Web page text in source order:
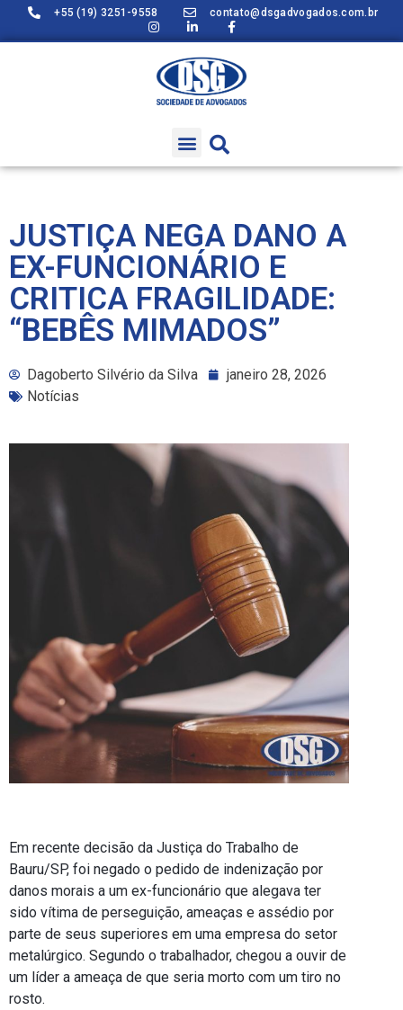
+55 (19) 3251-9558 contato@dsgadvogados.com.br
JUSTIÇA NEGA DANO A
EX-FUNCIONÁRIO E
CRITICA FRAGILIDADE:
“BEBÊS MIMADOS”
Dagoberto Silvério da Silva
janeiro 28, 2026
Notícias
Em recente decisão da Justiça do Trabalho de
Bauru/SP, foi negado o pedido de indenização por
danos morais a um ex-funcionário que alegava ter
sido vítima de perseguição, ameaças e assédio por
parte de seus superiores em uma empresa do setor
metalúrgico. Segundo o trabalhador, chegou a ouvir de
um líder a ameaça de que seria morto com um tiro no
rosto.